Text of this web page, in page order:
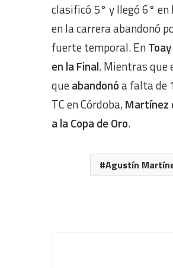
clasificó 5° y llegó 6° en
en la carrera abandonó
fuerte temporal. EnToay
en la Final. Mientras que
queabandonóa falta de
TC en Córdoba, Martínez
a la Copa de Oro.
Agustín